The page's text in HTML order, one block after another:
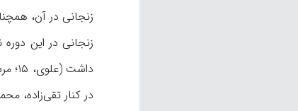
زنجانی در آن،
زنجانی در این دوره
در کنار تقی‌زاده،